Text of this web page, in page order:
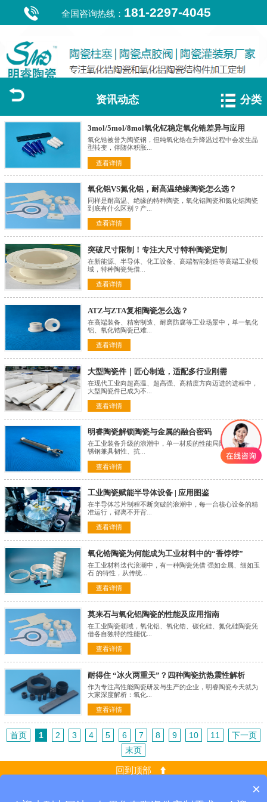
全国咨询热线： 181-2297-4045
资讯动态 分类
3mol/5mol/8mol氧化钇稳定氧化锆差异与应用
氧化锆被誉为陶瓷钢，但纯氧化锆在升降温过程中会发生晶
型转变，伴随体积胀...
查看详情
氧化铝VS氮化铝，耐高温绝缘陶瓷怎么选？
同样是耐高温、绝缘的特种陶瓷，氧化铝陶瓷和氮化铝陶瓷
到底有什么区别？产...
查看详情
突破尺寸限制！专注大尺寸特种陶瓷定制
在新能源、半导体、化工设备、高端智能制造等高端工业领
域，特种陶瓷凭借...
查看详情
ATZ与ZTA复相陶瓷怎么选？
在高端装备、精密制造、耐磨防腐等工业场景中，单一氧化
铝、氧化锆陶瓷已难...
查看详情
大型陶瓷件｜匠心制造，适配多行业刚需
在现代工业向超高温、超高强、高精度方向迈进的进程中，
大型陶瓷件已成为不...
查看详情
明睿陶瓷解锁陶瓷与金属的融合密码
在工业装备升级的浪潮中，单一材质的性能局限愈发凸显 不
锈钢兼具韧性、抗...
查看详情
工业陶瓷赋能半导体设备 | 应用图鉴
在半导体芯片制程不断突破的浪潮中，每一台核心设备的精
准运行，都离不开背...
查看详情
氧化锆陶瓷为何能成为工业材料中的“香饽饽”
在工业材料迭代浪潮中，有一种陶瓷凭借 强如金属、细如玉
石 的特性，从传统...
查看详情
莫来石与氧化铝陶瓷的性能及应用指南
在工业陶瓷领域，氧化铝、氧化锆、碳化硅、氮化硅陶瓷凭
借各自独特的性能优...
查看详情
耐得住 “冰火两重天”？四种陶瓷抗热震性解析
作为专注高性能陶瓷研发与生产的企业，明睿陶瓷今天就为
大家深度解析：氧化...
查看详情
首页 1 2 3 4 5 6 7 8 9 10 11
下一页
末页
回到顶部
×